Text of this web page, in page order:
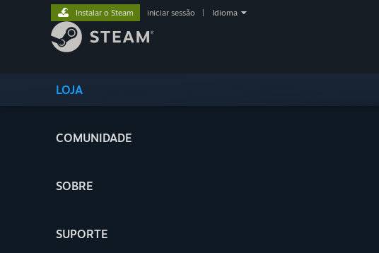
LOJA
COMUNIDADE
SOBRE
SUPORTE
Instalar o Steam iniciar sessão Idioma